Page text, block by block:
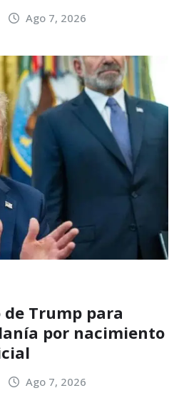
Ago 7, 2026
Trump para
por nacimiento
Ago 7, 2026